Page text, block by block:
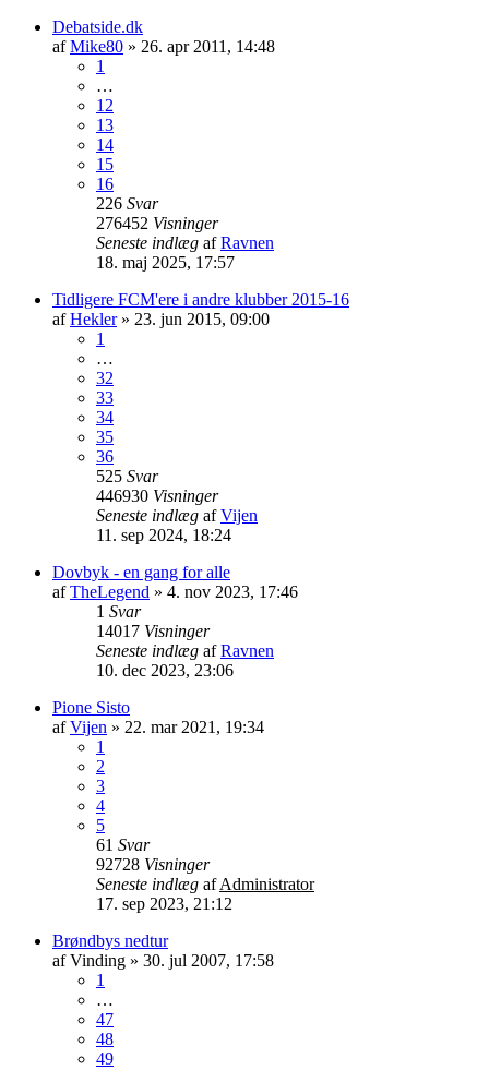
Debatside.dk
afMike80 » 26. apr 2011, 14:48
1
…
12
13
14
15
16
226 Svar
276452 Visninger
Seneste indlæg afRavnen
18. maj 2025, 17:57
Tidligere FCM'ere i andre klubber 2015-16
afHekler» 23. jun 2015, 09:00
1
…
32
33
34
35
36
525 Svar
446930 Visninger
Seneste indlæg afVijen
11. sep 2024, 18:24
Dovbyk - en gang for alle
afTheLegend » 4. nov 2023, 17:46
1 Svar
14017 Visninger
Seneste indlæg afRavnen
10. dec 2023, 23:06
Pione Sisto
afVijen » 22. mar 2021, 19:34
1
2
3
4
5
61 Svar
92728 Visninger
Seneste indlæg afAdministrator
17. sep 2023, 21:12
Brøndbys nedtur
afVinding » 30. jul 2007, 17:58
1
…
47
48
49